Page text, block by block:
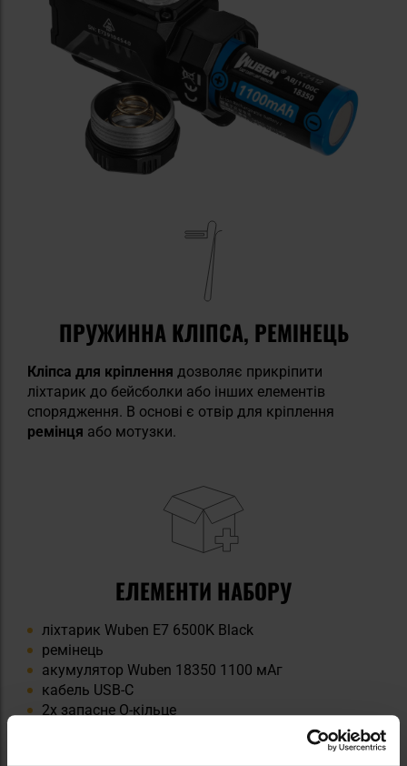
ПРУЖИННА КЛІПСА, РЕМІНЕЦЬ
Кліпса для кріплення дозволяє прикріпити
ліхтарик до бейсболки або інших елементів
спорядження. В основі є отвір для кріплення
ремінця або мотузки.
ЕЛЕМЕНТИ НАБОРУ
ліхтарик Wuben E7 6500K Black
ремінець
акумулятор Wuben 18350 1100 мАг
кабель USB-C
2х запасне O-кільце